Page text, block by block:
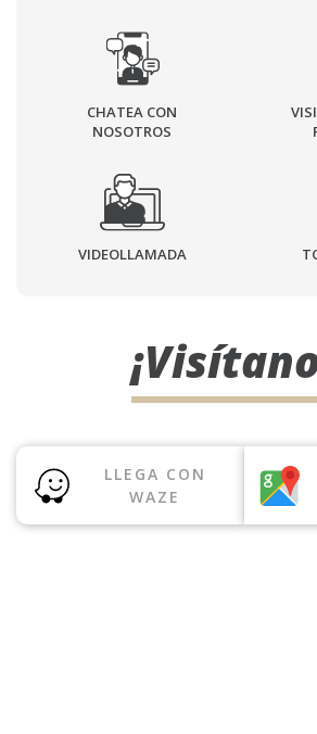
CHATEA CON
NOSOTROS
VIDEOLLAMADA
LLEGA CON
WAZE